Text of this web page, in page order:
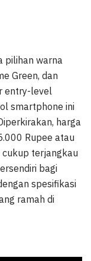
pilihan warna
Green, dan
entry-level
smartphone ini
harga
Rupee atau
cukup terjangkau
bagi
spesifikasi
ramah di